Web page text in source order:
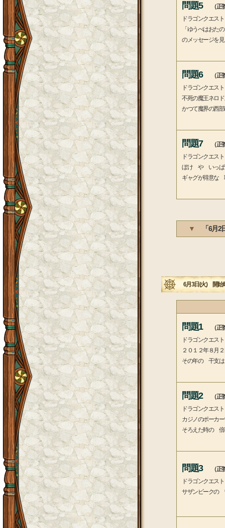
問題5
（
ドラゴンクエス
「ゆうべはおた
のメッセージを
問題6
（
ドラゴンクエス
不死の魔王ネロ
かつて魔界の西
問題7
（
ドラゴンクエス
ぼけ や いっぱ
ギャグが得意な
▼ 「6月
6月3日(火) 開始
問題1
（
ドラゴンクエス
２０１２年８月
その年の 干支は
問題2
（
ドラゴンクエス
カジノのポーカ
そろえた時の 倍
問題3
（
ドラゴンクエス
サザンビークの